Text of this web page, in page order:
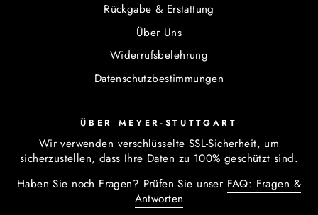
Rückgabe & Erstattung
Über Uns
Widerrufsbelehrung
Datenschutzbestimmungen
ÜBER MEYER-STUTTGART
Wir verwenden verschlüsselte SSL-Sicherheit, um
sicherzustellen, dass Ihre Daten zu 100% geschützt sind.
Haben Sie noch Fragen? Prüfen Sie unser FAQ: Fragen &
Antworten